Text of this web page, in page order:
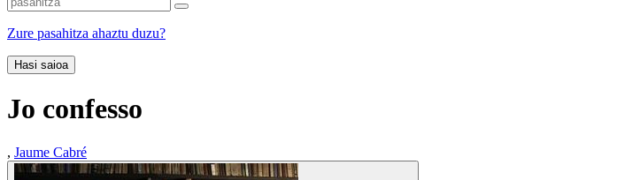
Zure pasahitza ahaztu duzu?
Hasi saioa
Jo confesso
, Jaume Cabré